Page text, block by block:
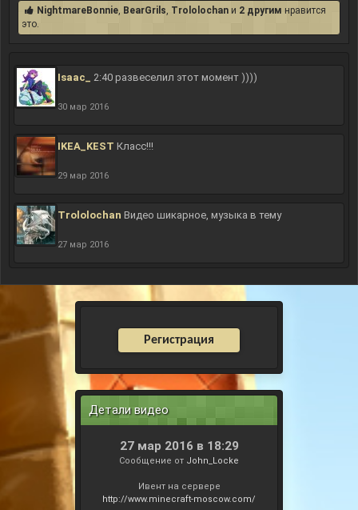
NightmareBonnie, BearGrils, Trololochan и 2 другим нравится
это.
Isaac_ 2:40 развеселил этот момент ))))
30 мар 2016
IKEA_KEST Класс!!!
29 мар 2016
Trololochan Видео шикарное, музыка в тему
27 мар 2016
Регистрация
Детали видео
27 мар 2016 в 18:29
Сообщение от John_Locke
Ивент на сервере
http://www.minecraft-moscow.com/